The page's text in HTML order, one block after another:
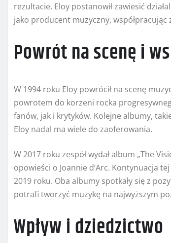
rezultacie, Eloy postanowił zawiesić
jako producent muzyczny, współpracując
Powrót na scenę i
W 1994 roku Eloy powrócił na scenę
powrotem do korzeni rocka
fanów, jak i krytyków. Kolejne albumy,
Eloy nadal ma wiele do zaoferowania.
W 2017 roku zespół wydał album „The
opowieści o Joannie d’Arc. Kontynuacja
2019 roku. Oba albumy spotkały się z
potrafi tworzyć muzykę na najwyższym
Wpływ i dziedzictwo